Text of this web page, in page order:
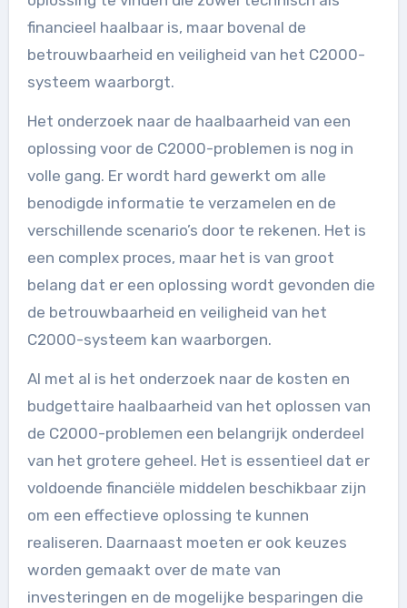
financieel haalbaar is, maar bovenal de
betrouwbaarheid en veiligheid van het C2000-
systeem waarborgt.
Het onderzoek naar de haalbaarheid van een
oplossing voor de C2000-problemen is nog in
volle gang. Er wordt hard gewerkt om alle
benodigde informatie te verzamelen en de
verschillende scenario’s door te rekenen. Het is
een complex proces, maar het is van groot
belang dat er een oplossing wordt gevonden die
de betrouwbaarheid en veiligheid van het
C2000-systeem kan waarborgen.
Al met al is het onderzoek naar de kosten en
budgettaire haalbaarheid van het oplossen van
de C2000-problemen een belangrijk onderdeel
van het grotere geheel. Het is essentieel dat er
voldoende financiële middelen beschikbaar zijn
om een effectieve oplossing te kunnen
realiseren. Daarnaast moeten er ook keuzes
worden gemaakt over de mate van
investeringen en de mogelijke besparingen die